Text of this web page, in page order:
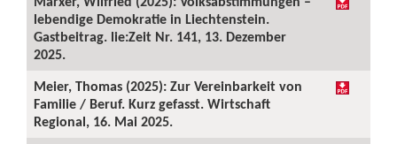
lebendige Demokratie in Liechtenstein.
Gastbeitrag. lie:Zeit Nr. 141, 13. Dezember
2025.
Meier, Thomas (2025): Zur Vereinbarkeit von
Familie / Beruf. Kurz gefasst. Wirtschaft
Regional, 16. Mai 2025.